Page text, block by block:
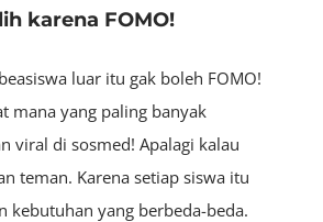
karena FOMO!
luar itu gak boleh FOMO!
mana yang paling banyak
viral di sosmed! Apalagi kalau
teman. Karena setiap siswa itu
kebutuhan yang berbeda-beda.